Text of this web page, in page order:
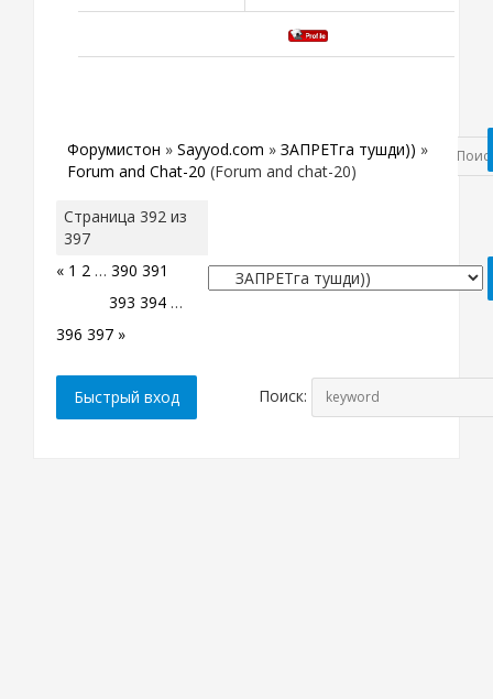
Форумистон » Sayyod.com » ЗАПРЕТга тушди)) »
Forum and Chat-20 (Forum and chat-20)
Страница 392 из
397
« 1 2 … 390 391
393 394 …
396 397 »
Поиск: